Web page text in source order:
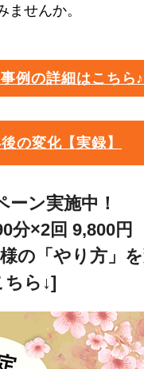
せんか。
例の詳細はこちら♪
の変化【実録】
ン実施中！
分×2回 9,800円
の「やり方」を
ちら↓]